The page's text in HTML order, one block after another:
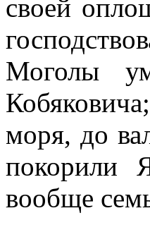
своей
Моголы
моря, до
покорили
вообще